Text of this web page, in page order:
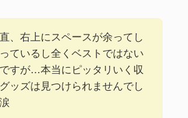
、右上にスペースが余ってし
ているし全くベストではない
すが…本当にピッタリいく収
ッズは見つけられませんでし